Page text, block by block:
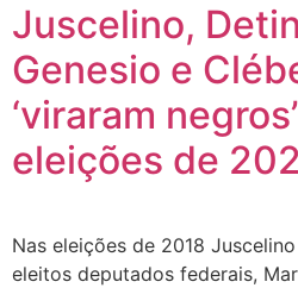
Juscelino,
Genesio e
‘viraram
eleições de
Nas eleições de 2018
eleitos deputados federais,